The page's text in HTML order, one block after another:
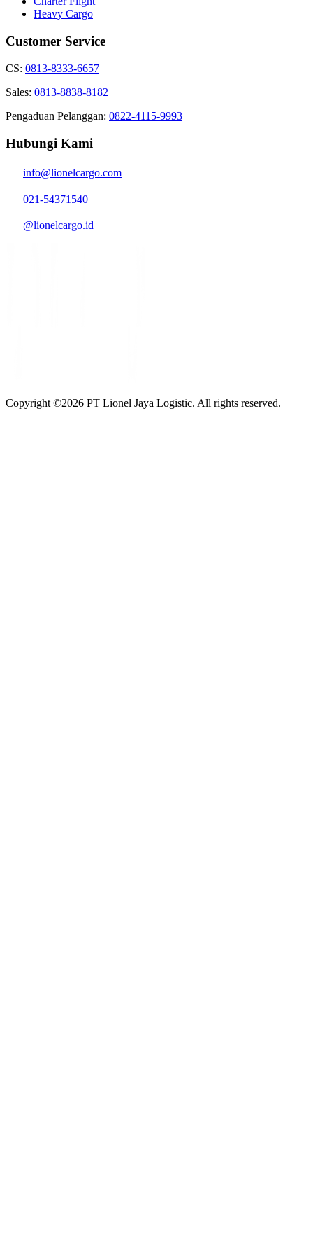
Heavy Cargo
Customer Service
CS: 0813-8333-6657
Sales: 0813-8838-8182
Pengaduan Pelanggan: 0822-4115-9993
Hubungi Kami
info@lionelcargo.com
021-54371540
@lionelcargo.id
Copyright ©2026 PT Lionel Jaya Logistic. All rights reserved.